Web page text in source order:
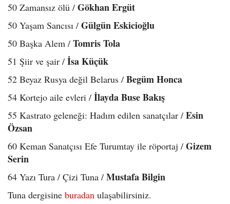
50 Zamansız ölü / Gökhan Ergüt
50 Yaşam Sancısı / Gülgün Eskicioğlu
50 Başka Alem / Tomris Tola
51 Şiir ve şair / İsa Küçük
52 Beyaz Rusya değil Belarus / Begüm Honca
54 Kortejo aile evleri / İlayda Buse Bakış
55 Kastrato geleneği: Hadım edilen sanatçılar / Esin
Özsan
60 Keman Sanatçısı Efe Turumtay ile röportaj / Gizem
Serin
64 Yazı Tura / Çizi Tuna / Mustafa Bilgin
Tuna dergisine buradan ulaşabilirsiniz.